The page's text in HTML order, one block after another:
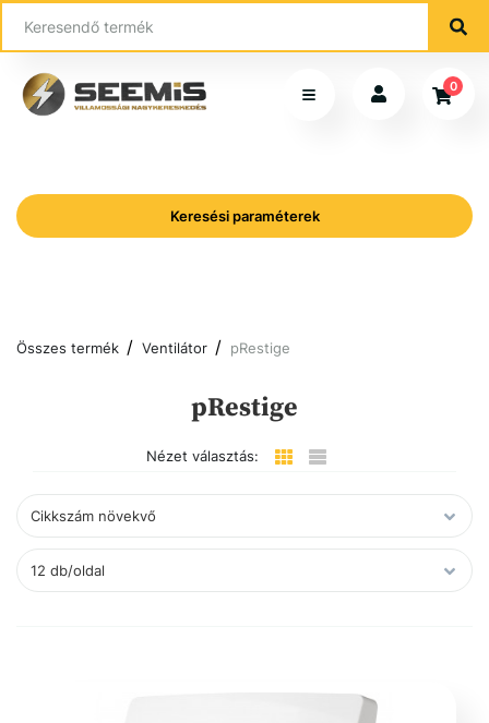
0
Keresési paraméterek
Összes termék Ventilátor pRestige
pRestige
Nézet választás: